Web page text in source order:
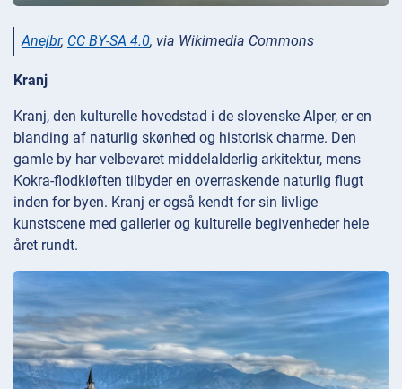
Anejbr, CC BY-SA 4.0, via Wikimedia Commons
Kranj
Kranj, den kulturelle hovedstad i de slovenske Alper, er en
blanding af naturlig skønhed og historisk charme. Den
gamle by har velbevaret middelalderlig arkitektur, mens
Kokra-flodkløften tilbyder en overraskende naturlig flugt
inden for byen. Kranj er også kendt for sin livlige
kunstscene med gallerier og kulturelle begivenheder hele
året rundt.